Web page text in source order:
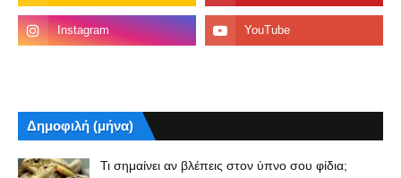
Δημοφιλή (μήνα)
Τι σημαίνει αν βλέπεις στον ύπνο σου φίδια;